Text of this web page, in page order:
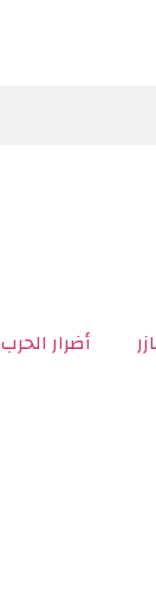
أضرار الحرب